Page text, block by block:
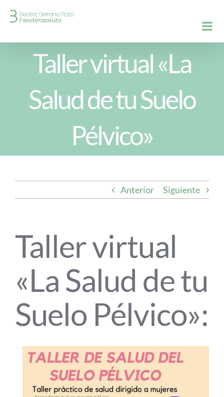
Saltar
contenido
Taller virtual «La
Salud de tu Suelo
Pélvico»
Anterior Siguiente
Taller virtual
«La Salud de tu
Suelo Pélvico»: